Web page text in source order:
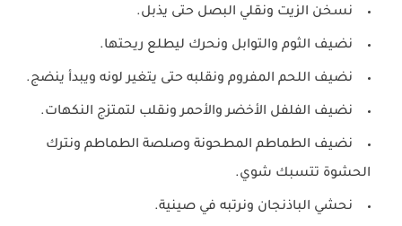
نسخن الزيت ونقلي البصل حتى يذبل.
نضيف الثوم والتوابل ونحرك ليطلع ريحتها.
نضيف اللحم المفروم ونقلبه حتى يتغير لونه ويبدأ ينضج.
نضيف الفلفل الأخضر والأحمر ونقلب لتمتزج النكهات.
نضيف الطماطم المطحونة وصلصة الطماطم ونترك
الحشوة تتسبك شوي.
نحشي الباذنجان ونرتبه في صينية.